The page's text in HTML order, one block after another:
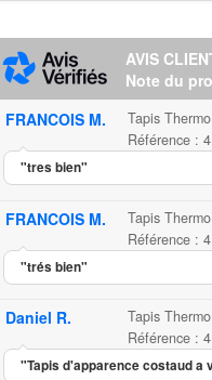
AVIS
Note du
FRANCOIS M.
Tapis
Référence :
"tres bien"
FRANCOIS M.
Tapis
Référence :
"trés bien"
Daniel R.
Tapis
Référence :
"Tapis d'apparence costaud a